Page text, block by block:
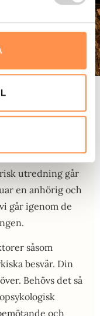
göra en
om du har
utredning går
en anhörig och
går igenom de
såsom
besvär. Din
Behövs det så
och